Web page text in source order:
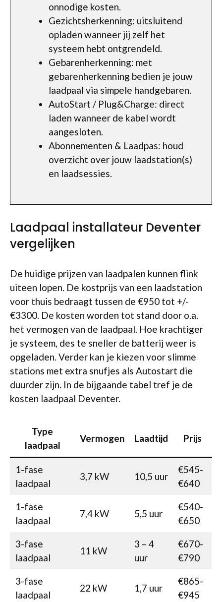
onnodige kosten.
Gezichtsherkenning: uitsluitend
opladen wanneer jij zelf het
systeem hebt ontgrendeld.
Gebarenherkenning: met
gebarenherkenning bedien je jouw
laadpaal via simpele handgebaren.
AutoStart / Plug&Charge: direct
laden wanneer de kabel wordt
aangesloten.
Abonnementen & Laadpas: houd
overzicht over jouw laadstation(s)
en laadsessies.
Laadpaal installateur Deventer
vergelijken
De huidige prijzen van laadpalen kunnen flink
uiteen lopen. De kostprijs van een laadstation
voor thuis bedraagt tussen de €950 tot +/-
€3300. De kosten worden tot stand door o.a.
het vermogen van de laadpaal. Hoe krachtiger
je systeem, des te sneller de batterij weer is
opgeladen. Verder kan je kiezen voor slimme
stations met extra snufjes als Autostart die
duurder zijn. In de bijgaande tabel tref je de
kosten laadpaal Deventer.
Type
laadpaal
Vermogen Laadtijd Prijs
1-fase
laadpaal
3,7 kW 10,5 uur
€545-
€640
1-fase
laadpaal
7,4 kW 5,5 uur
€540-
€650
3-fase
laadpaal
11 kW
3 – 4
uur
€670-
€790
3-fase
laadpaal
22 kW 1,7 uur
€865-
€945